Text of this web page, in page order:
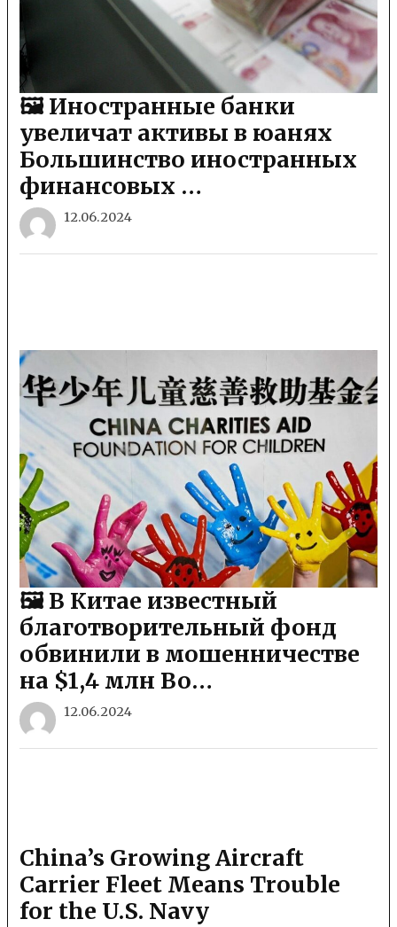
🖼 Иностранные банки
увеличат активы в юанях
Большинство иностранных
финансовых …
12.06.2024
🖼 В Китае известный
благотворительный фонд
обвинили в мошенничестве
на $1,4 млн Во…
12.06.2024
China’s Growing Aircraft
Carrier Fleet Means Trouble
for the U.S. Navy